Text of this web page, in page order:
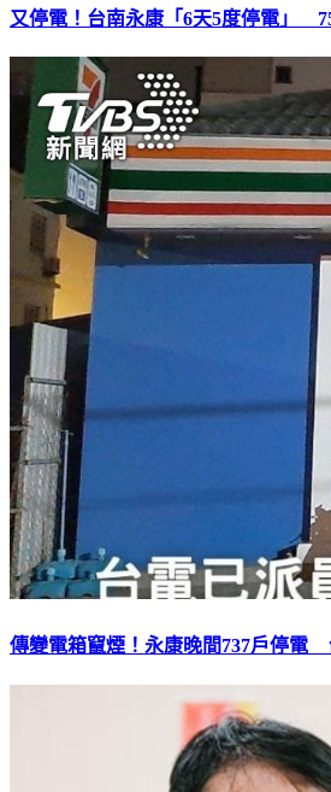
又停電！台南永康「6天5度停電」
傳變電箱竄煙！永康晚間737戶停電